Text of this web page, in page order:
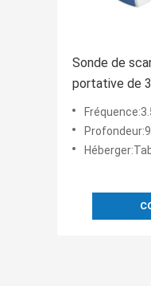
Sonde de
portative de
linéaire +
Fréquence:3.5/
Profondeur:90-